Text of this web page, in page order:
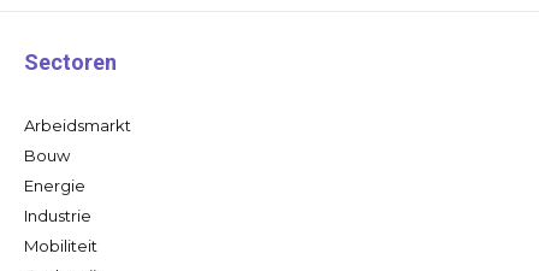
Sectoren
Arbeidsmarkt
Bouw
Energie
Industrie
Mobiliteit